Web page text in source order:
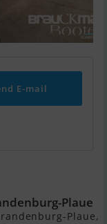
E-mail
Plaue
Plaue,